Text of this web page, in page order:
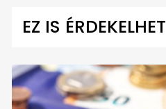
EZ IS ÉRDEKELHET